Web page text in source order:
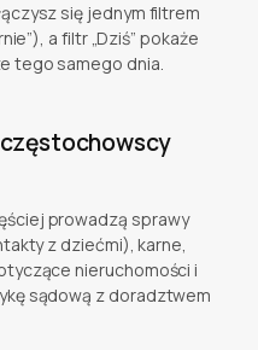
się jednym filtrem
a filtr „Dziś” pokaże
tego samego dnia.
prowadzą sprawy
z dziećmi), karne,
nieruchomości i
sądową z doradztwem